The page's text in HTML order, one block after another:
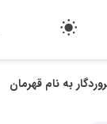
به نام قهرمان